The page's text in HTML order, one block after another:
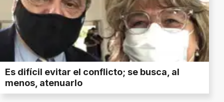
Es difícil evitar el conflicto; se busca, al
menos, atenuarlo